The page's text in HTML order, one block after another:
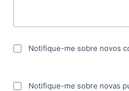
Notifique-me sobre novos
Notifique-me sobre novas